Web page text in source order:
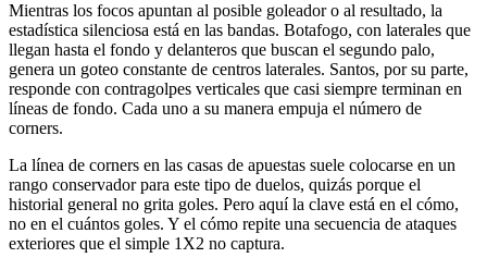
Mientras los focos apuntan al posible goleador o al resultado, la
estadística silenciosa está en las bandas. Botafogo, con laterales que
llegan hasta el fondo y delanteros que buscan el segundo palo,
genera un goteo constante de centros laterales. Santos, por su parte,
responde con contragolpes verticales que casi siempre terminan en
líneas de fondo. Cada uno a su manera empuja el número de
corners.
La línea de corners en las casas de apuestas suele colocarse en un
rango conservador para este tipo de duelos, quizás porque el
historial general no grita goles. Pero aquí la clave está en el cómo,
no en el cuántos goles. Y el cómo repite una secuencia de ataques
exteriores que el simple 1X2 no captura.